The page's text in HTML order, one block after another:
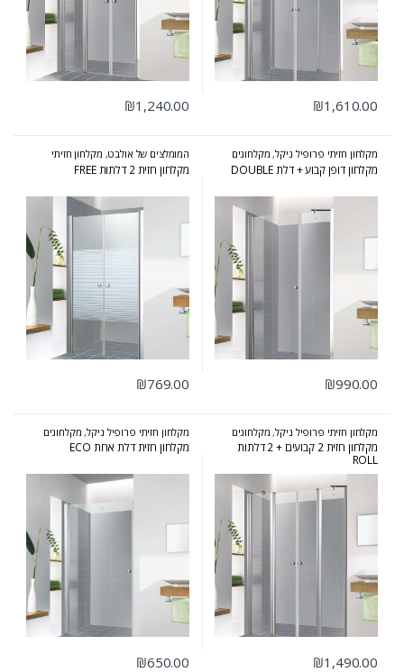
₪1,610.00
₪1,240.00
מקלחון חזיתי פרופיל ניקל, מקלחונים
מקלחון דופן קבוע + דלת DOUBLE
₪990.00
המומלצים של אולבט, מקלחון חזיתי
פרופיל ניקל מקלחוניםמקלחון חזית 2 דלתות FREE
₪769.00
מקלחון חזיתי פרופיל ניקל, מקלחונים
מקלחון חזית 2 קבועים + 2 דלתות
ROLL
₪1,490.00
מקלחון חזיתי פרופיל ניקל, מקלחונים
מקלחון חזית דלת אחת ECO
₪650.00